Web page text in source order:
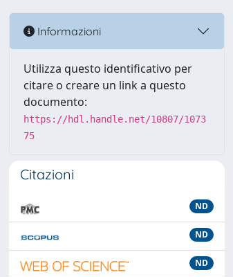
Informazioni
Utilizza questo identificativo per
citare o creare un link a questo
documento:
https://hdl.handle.net/10807/1073
75
Citazioni
ND
ND
ND